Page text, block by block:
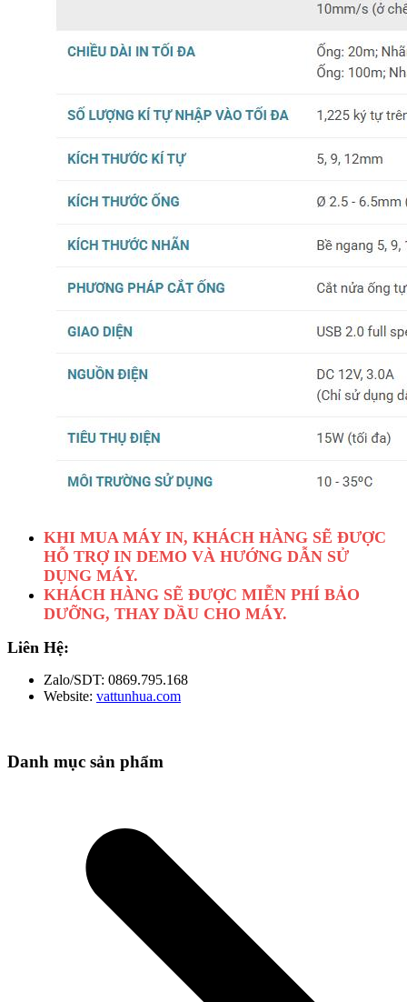
KHI MUA MÁY IN, KHÁCH HÀNG SẼ ĐƯỢC
HỖ TRỢ IN DEMO VÀ HƯỚNG DẪN SỬ
DỤNG MÁY.
KHÁCH HÀNG SẼ ĐƯỢC MIỄN PHÍ BẢO
DƯỠNG, THAY DẦU CHO MÁY.
Liên Hệ:
Zalo/SDT: 0869.795.168
Website: vattunhua.com
Danh mục sản phẩm